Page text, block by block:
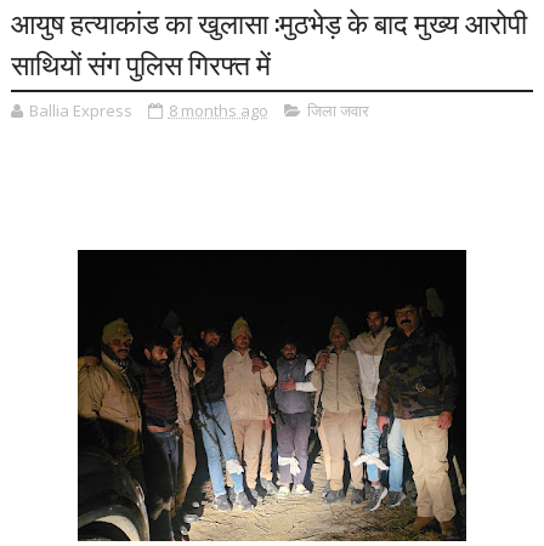
आयुष हत्याकांड का खुलासा :मुठभेड़ के बाद मुख्य आरोपी
साथियों संग पुलिस गिरफ्त में
Ballia Express 8 months ago जिला जवार